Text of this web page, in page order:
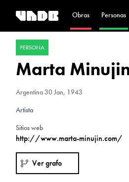
Obras Personas
PERSONA
Marta
Argentina30 Jan, 1943
Artista
Sitios web
http://www.marta-minujin.com/
Ver grafo